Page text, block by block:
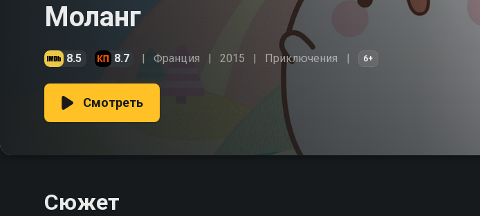
Моланг
8.5 8.7 Франция 2015 Приключения 6+
Смотреть
Сюжет